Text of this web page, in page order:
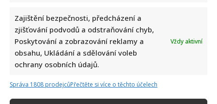
Zajištění bezpečnosti, předcházení a
zjišťování podvodů a odstraňování chyb,
Poskytování a zobrazování reklamy a
obsahu, Ukládání a sdělování voleb
ochrany osobních údajů.
Vždy aktivní
Správa 1808 prodejcůPřečtěte si více o těchto účelech
smrt, jeho sestra takové štěstí neměla